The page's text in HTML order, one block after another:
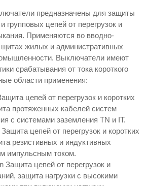
предназначены для защиты
групповых цепей от перегрузок и
Применяются во вводно-
жилых и административных
Выключатели имеют
срабатывания от тока короткого
области применения:
цепей от перегрузок и коротких
протяженных кабелей систем
с системами заземления TN и IT.
цепей от перегрузок и коротких
резистивных и индуктивных
импульсным током.
Защита цепей от перегрузок и
защита нагрузки с высокими